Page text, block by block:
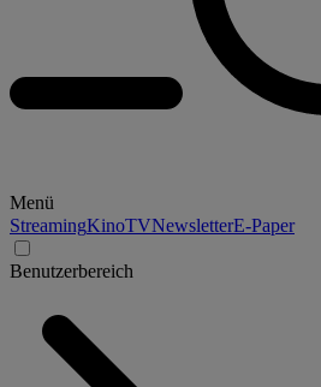
Menü
StreamingKinoTVNewsletterE-Paper
Benutzerbereich